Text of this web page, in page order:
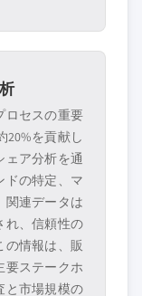
ロセスの重要
20%を貢献し
ェア分析を通
ドの特定、マ
関連データは
れ、信頼性の
の情報は、販
要ステークホ
と市場規模の